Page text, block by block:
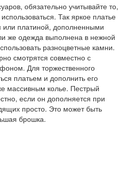
обязательно учитывайте то,
Так яркое платье
или платиной, дополненными
же одежда выполнена в нежной
разноцветные камни.
смотрятся совместно с
Для торжественного
платьем и дополнить его
массивным колье. Пестрый
если он дополняется при
просто. Это может быть
брошка.